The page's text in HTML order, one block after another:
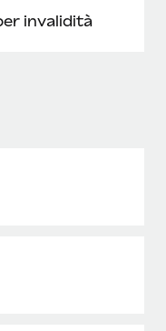
invalidità